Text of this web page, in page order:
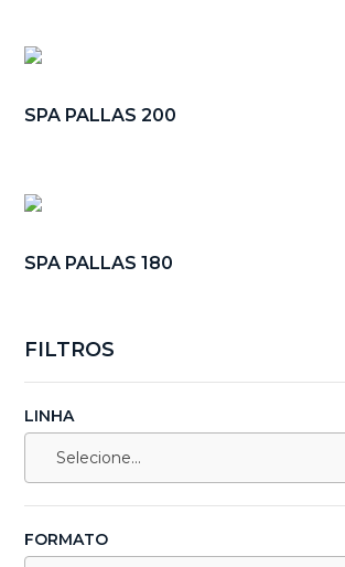
FILTROS
LINHA
FORMATO
SPA PALLAS 200
SPA PALLAS 180